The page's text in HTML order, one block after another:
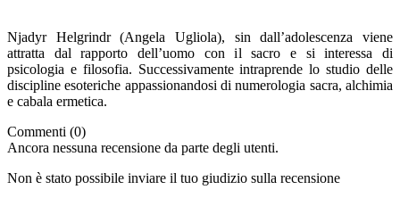
Njadyr Helgrindr (Angela Ugliola), sin dall’adolescenza viene
attratta dal rapporto dell’uomo con il sacro e si interessa di
psicologia e filosofia. Successivamente intraprende lo studio delle
discipline esoteriche appassionandosi di numerologia sacra, alchimia
e cabala ermetica.
Commenti (0)
Ancora nessuna recensione da parte degli utenti.
Non è stato possibile inviare il tuo giudizio sulla recensione